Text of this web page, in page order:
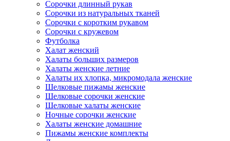
Сорочки длинный рукав
Сорочки из натуральных тканей
Сорочки с коротким рукавом
Сорочки с кружевом
Футболка
Халат женский
Халаты больших размеров
Халаты женские летние
Халаты их хлопка, микромодала женские
Шелковые пижамы женские
Шелковые сорочки женские
Шелковые халаты женские
Ночные сорочки женские
Халаты женские домашние
Пижамы женские комплекты